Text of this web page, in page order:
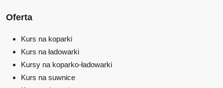
Oferta
Kurs na koparki
Kurs na ładowarki
Kursy na koparko-ładowarki
Kurs na suwnice